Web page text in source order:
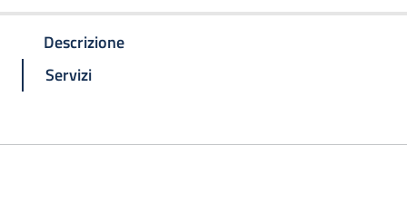
Descrizione
Servizi